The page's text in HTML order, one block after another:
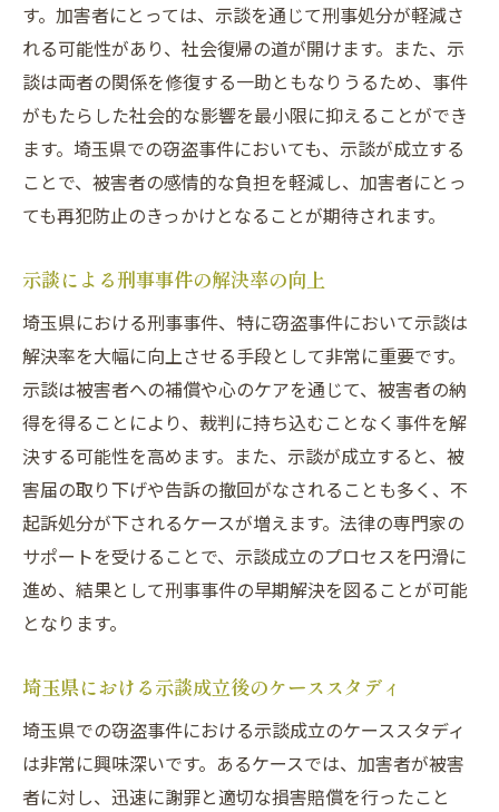
す。加害者にとっては、示談を通じて刑事処分が軽減さ
れる可能性があり、社会復帰の道が開けます。また、示
談は両者の関係を修復する一助ともなりうるため、事件
がもたらした社会的な影響を最小限に抑えることができ
ます。埼玉県での窃盗事件においても、示談が成立する
ことで、被害者の感情的な負担を軽減し、加害者にとっ
ても再犯防止のきっかけとなることが期待されます。
示談による刑事事件の解決率の向上
埼玉県における刑事事件、特に窃盗事件において示談は
解決率を大幅に向上させる手段として非常に重要です。
示談は被害者への補償や心のケアを通じて、被害者の納
得を得ることにより、裁判に持ち込むことなく事件を解
決する可能性を高めます。また、示談が成立すると、被
害届の取り下げや告訴の撤回がなされることも多く、不
起訴処分が下されるケースが増えます。法律の専門家の
サポートを受けることで、示談成立のプロセスを円滑に
進め、結果として刑事事件の早期解決を図ることが可能
となります。
埼玉県における示談成立後のケーススタディ
埼玉県での窃盗事件における示談成立のケーススタディ
は非常に興味深いです。あるケースでは、加害者が被害
者に対し、迅速に謝罪と適切な損害賠償を行ったこと